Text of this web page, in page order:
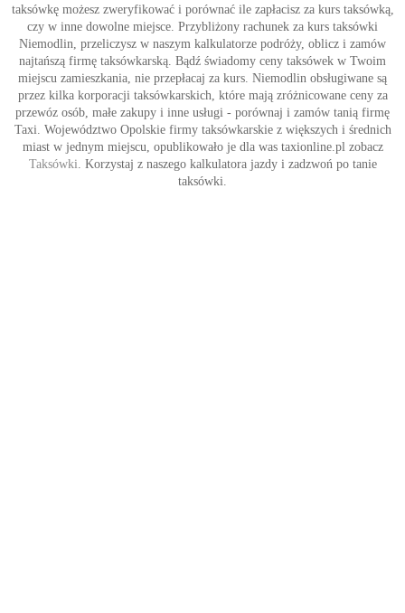
taksówkę możesz zweryfikować i porównać ile zapłacisz za kurs taksówką,
czy w inne dowolne miejsce. Przybliżony rachunek za kurs taksówki
Niemodlin, przeliczysz w naszym kalkulatorze podróży, oblicz i zamów
najtańszą firmę taksówkarską. Bądź świadomy ceny taksówek w Twoim
miejscu zamieszkania, nie przepłacaj za kurs. Niemodlin obsługiwane są
przez kilka korporacji taksówkarskich, które mają zróżnicowane ceny za
przewóz osób, małe zakupy i inne usługi - porównaj i zamów tanią firmę
Taxi. Województwo Opolskie firmy taksówkarskie z większych i średnich
miast w jednym miejscu, opublikowało je dla was taxionline.pl zobacz
Taksówki. Korzystaj z naszego kalkulatora jazdy i zadzwoń po tanie
taksówki.